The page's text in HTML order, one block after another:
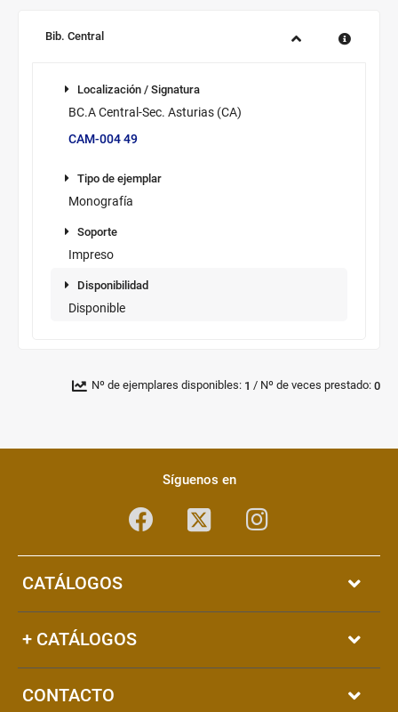
Sucursal:
Bib. Central
disponibles
Localización /
ejemplar
Localización / Signatura
BC.A Central-Sec. Asturias (CA)
CAM-004 49
Tipo de ejemplar
Monografía
Soporte
Impreso
Disponibilidad
Disponible
Nº de ejemplares disponibles: 1 / Nº de veces prestado: 0
Síguenos en
CATÁLOGOS
+ CATÁLOGOS
CONTACTO